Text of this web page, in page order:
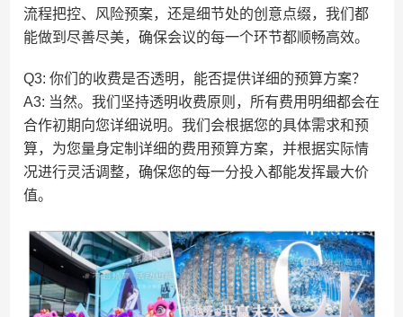
流程把控、风险预案，还是细节处的创意点缀，我们都
能做到尽善尽美，确保会议的每一个环节都顺畅高效。
Q3: 你们的收费是否透明，能否提供详细的预算方案？
A3: 当然。我们坚持透明收费原则，所有费用明细都会在
合作初期向您详细说明。我们会根据您的具体需求和预
算，为您量身定制详细的费用预算方案，并根据实际情
况进行灵活调整，确保您的每一分投入都能发挥最大价
值。